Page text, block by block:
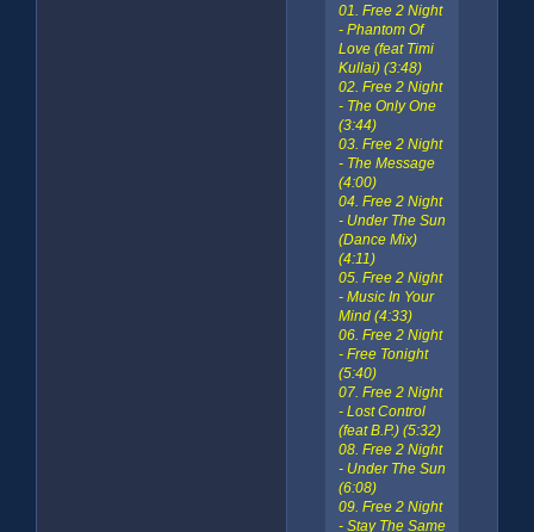
01. Free 2 Night
- Phantom Of
Love (feat Timi
Kullai) (3:48)
02. Free 2 Night
- The Only One
(3:44)
03. Free 2 Night
- The Message
(4:00)
04. Free 2 Night
- Under The Sun
(Dance Mix)
(4:11)
05. Free 2 Night
- Music In Your
Mind (4:33)
06. Free 2 Night
- Free Tonight
(5:40)
07. Free 2 Night
- Lost Control
(feat B.P.) (5:32)
08. Free 2 Night
- Under The Sun
(6:08)
09. Free 2 Night
- Stay The Same